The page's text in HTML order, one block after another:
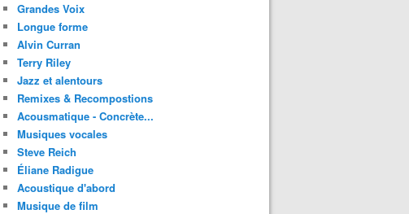
Grandes Voix
Longue forme
Alvin Curran
Terry Riley
Jazz et alentours
Remixes & Recompostions
Acousmatique - Concrète...
Musiques vocales
Steve Reich
Éliane Radigue
Acoustique d'abord
Musique de film